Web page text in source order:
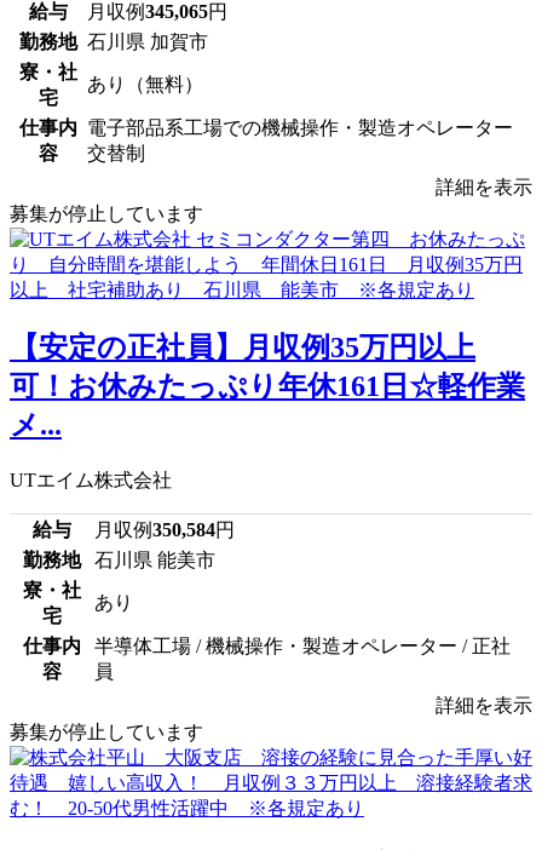
給与 月収例345,065円
勤務地 石川県 加賀市
寮・社
宅
あり（無料）
仕事内
容
電子部品系工場での機械操作・製造オペレーター
交替制
詳細を表示
募集が停止しています
【安定の正社員】月収例35万円以上
可！お休みたっぷり年休161日☆軽作業
メ...
UTエイム株式会社
給与 月収例350,584円
勤務地
石川県 能美市
寮・社
宅
あり
仕事内
容
半導体工場 / 機械操作・製造オペレーター / 正社
員
詳細を表示
募集が停止しています